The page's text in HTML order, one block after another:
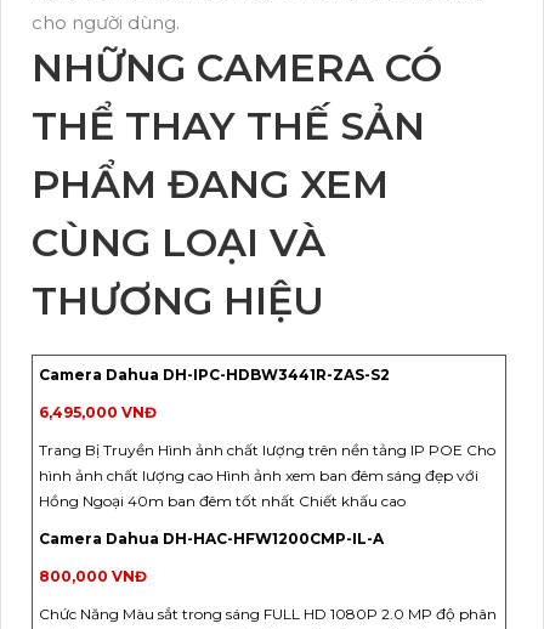
cho người dùng.
NHỮNG CAMERA CÓ
THỂ THAY THẾ SẢN
PHẨM ĐANG XEM
CÙNG LOẠI VÀ
THƯƠNG HIỆU
Camera Dahua DH-IPC-HDBW3441R-ZAS-S2
6,495,000 VNĐ
Trang Bị Truyền Hình ảnh chất lượng trên nền tảng IP POE Cho
hình ảnh chất lượng cao Hình ảnh xem ban đêm sáng đẹp với
Hồng Ngoại 40m ban đêm tốt nhất Chiết khấu cao
Camera Dahua DH-HAC-HFW1200CMP-IL-A
800,000 VNĐ
Chức Năng Màu sắt trong sáng FULL HD 1080P 2.0 MP độ phân